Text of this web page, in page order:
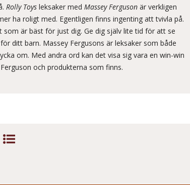
Rolly Toys leksaker med Massey Ferguson är verkligen
ha roligt med. Egentligen finns ingenting att tvivla på.
som är bäst för just dig. Ge dig själv lite tid för att se
ditt barn. Massey Fergusons är leksaker som både
om. Med andra ord kan det visa sig vara en win-win
och produkterna som finns.